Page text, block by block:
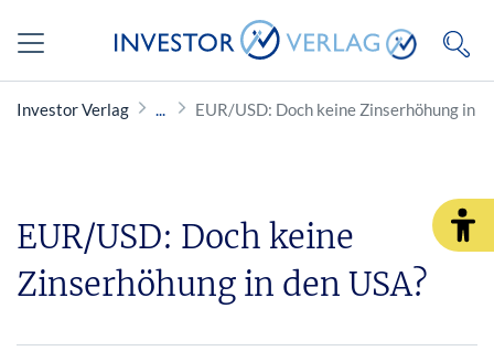
Investor Verlag EUR/USD: Doch keine Zinserhöhung in
EUR/USD: Doch keine
Zinserhöhung in den USA?